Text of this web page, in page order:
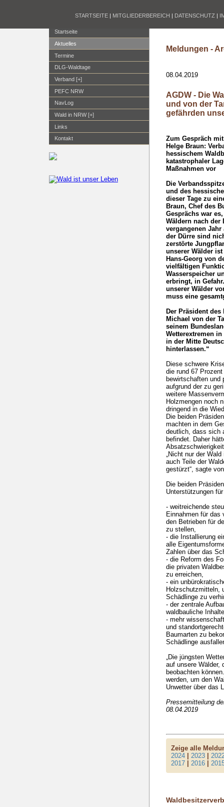
STARTSEITE | MITGLIEDERBEREICH | DATENSCHUTZ |
Startseite
Aktuelles
Termine
DLG-Waldtage
Verband [+]
PEFC NRW
NavLog
Wald in NRW [+]
Links
Kontakt
Meldungen -
08.04.2019
AGDW - Die
und von der
gefährden
Zum Gespräch
Helge Braun:
hessischem
katastrophaler
Maßnahmen vor
Die
und des
dieser Tage zu
Braun, Chef des
Gesprächs war
Wäldern nach der
vergangenen
der Dürre sind
zerstörte
unserer Wälder
Hans-Georg von
vielfältigen
Wasserspeicher
erbringt, in
unserer Wälder
muss eine
Der Präsident des
Michael von der
seinem
Wetterextremen
in der Mitte
hinterlassen.“
Diese schwere
die rund 67
bewirtschaften und
aufgrund der zu
weitere
Holzmengen noch
dringend in die
Die beiden
machten in dem
deutlich, dass sich
befindet. Daher
„Nicht nur der
auch Teile der
gestürzt“, sagte
Die beiden
Unterstützungen
- weitreichende
Einnahmen für das
den Betrieben für
zu stellen,
- die Installierung
alle
Zahlen über das
- die Reform des
die privaten
zu erreichen,
- ein
Holzschutzmitteln,
Schädlinge zu
- der zentrale
waldbauliche
- mehr
und
Baumarten zu
Schädlinge
„Die jüngsten
auf unsere Wälder,
beobachten
werden, um den
Unwetter über das
Pressemitteilung
08.04.2019
Zeige alle
2024 |2023 |
2017 |2016 |